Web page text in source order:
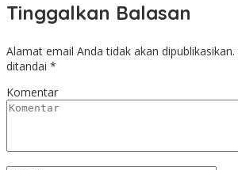
Tinggalkan Balasan
Alamat email Anda tidak akan dipublikasikan.
ditandai *
Komentar